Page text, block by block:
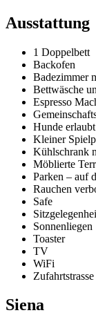
Ausstattung
1 Doppelbett
Backofen
Badezimmer
Bettwäsche
Espresso
Hunde erlaubt
Kleiner
Kühlschrank
Möblierte
Parken – auf
Rauchen
Safe
Sonnenliegen
Toaster
TV
WiFi
Siena